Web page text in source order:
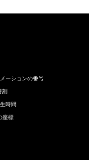
ションの番号
時間
標